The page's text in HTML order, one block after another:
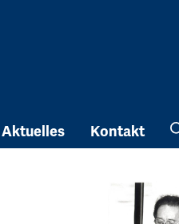
Aktuelles Kontakt